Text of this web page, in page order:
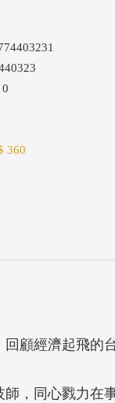
360
顧經濟起飛的台
，同心戮力在